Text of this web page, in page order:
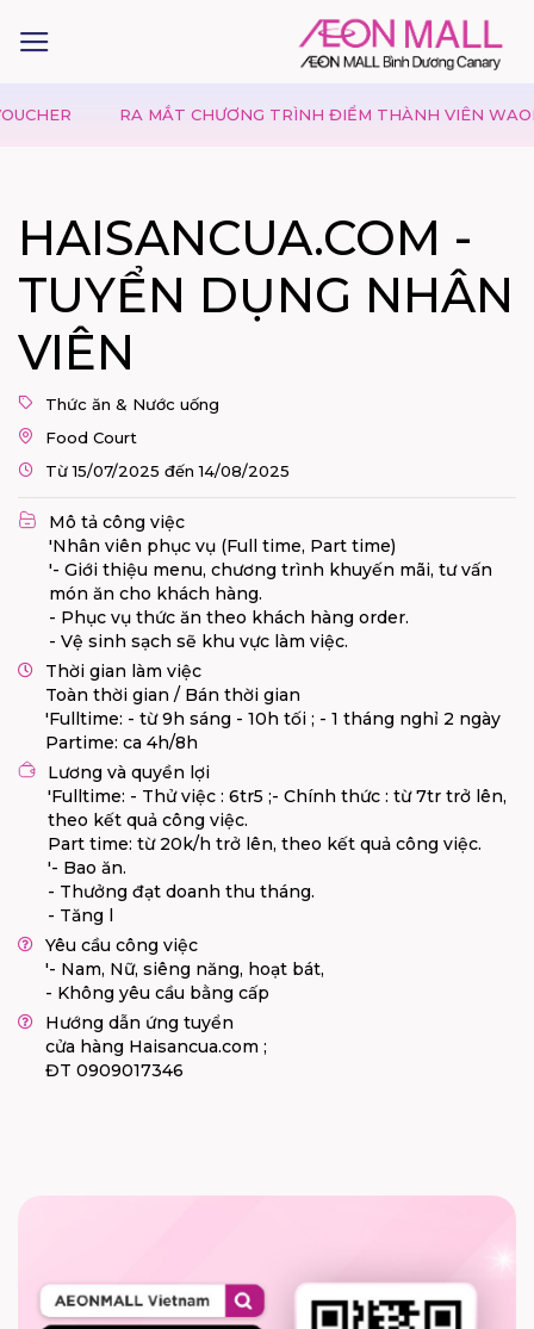
RA MẮT CHƯƠNG TRÌNH ĐIỂM THÀNH VIÊN WAON
HAISANCUA.COM -
TUYỂN DỤNG NHÂN
VIÊN
Thức ăn & Nước uống
Food Court
Từ 15/07/2025 đến 14/08/2025
Mô tả công việc
'Nhân viên phục vụ (Full time, Part time)
'- Giới thiệu menu, chương trình khuyến mãi, tư vấn
món ăn cho khách hàng.
- Phục vụ thức ăn theo khách hàng order.
- Vệ sinh sạch sẽ khu vực làm việc.
Thời gian làm việc
Toàn thời gian / Bán thời gian
'Fulltime: - từ 9h sáng - 10h tối ; - 1 tháng nghỉ 2 ngày
Partime: ca 4h/8h
Lương và quyền lợi
'Fulltime: - Thử việc : 6tr5 ;- Chính thức : từ 7tr trở lên,
theo kết quả công việc.
Part time: từ 20k/h trở lên, theo kết quả công việc.
'- Bao ăn.
- Thưởng đạt doanh thu tháng.
- Tăng l
Yêu cầu công việc
'- Nam, Nữ, siêng năng, hoạt bát,
- Không yêu cầu bằng cấp
Hướng dẫn ứng tuyển
cửa hàng Haisancua.com ;
ĐT 0909017346